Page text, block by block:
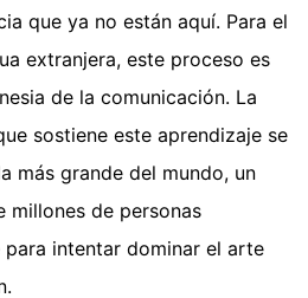
que ya no están aquí. Para el
extranjera, este proceso es
de la comunicación. La
sostiene este aprendizaje se
más grande del mundo, un
millones de personas
intentar dominar el arte